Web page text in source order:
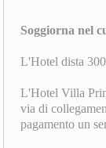
Soggiorna nel
L'Hotel dista
L'Hotel Villa
via di
pagamento un